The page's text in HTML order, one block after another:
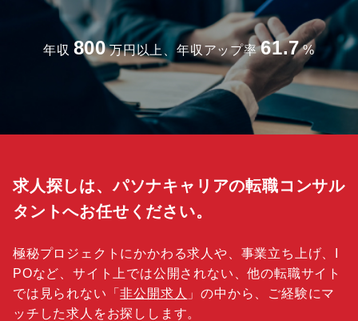
年収 800 万円以上、年収アップ率 61.7 %
求人探しは、パソナキャリアの転職コンサル
タントへお任せください。
極秘プロジェクトにかかわる求人や、事業立ち上げ、I
POなど、サイト上では公開されない、他の転職サイト
では見られない「非公開求人 」の中から、ご経験にマ
ッチした求人をお探しします。